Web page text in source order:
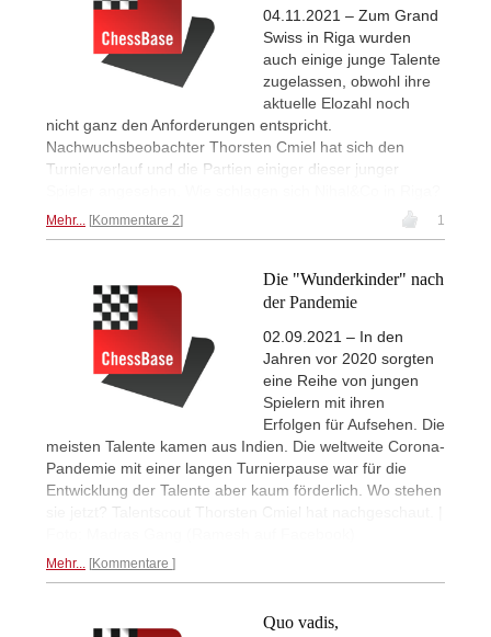
04.11.2021 – Zum Grand
Swiss in Riga wurden
auch einige junge Talente
zugelassen, obwohl ihre
aktuelle Elozahl noch
nicht ganz den Anforderungen entspricht.
Nachwuchsbeobachter Thorsten Cmiel hat sich den
Turnierverlauf und die Partien einiger dieser junger
Mehr... Kommentare 2 1
Die "Wunderkinder" nach
der Pandemie
02.09.2021 – In den
Jahren vor 2020 sorgten
eine Reihe von jungen
Spielern mit ihren
Erfolgen für Aufsehen. Die
meisten Talente kamen aus Indien. Die weltweite Corona-
Pandemie mit einer langen Turnierpause war für die
Entwicklung der Talente aber kaum förderlich. Wo stehen
sie jetzt? Talentscout Thorsten Cmiel hat nachgeschaut. |
Mehr... Kommentare
Quo vadis,